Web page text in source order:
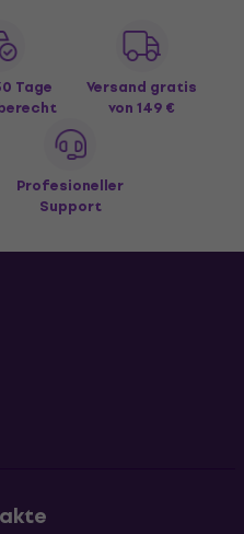
Tage
Versand gratis
von 149 €
Profesioneller
Support